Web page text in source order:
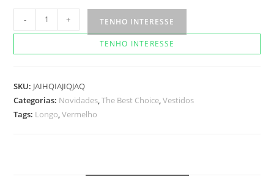
Tranchesi
- + TENHO INTERESSE
TENHO INTERESSE
SKU: JAIHQIAJIQJAQ
Categorias: Novidades,The Best Choice,Vestidos
Tags: Longo,Vermelho